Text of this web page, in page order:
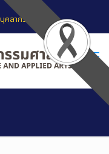
บุคลากร